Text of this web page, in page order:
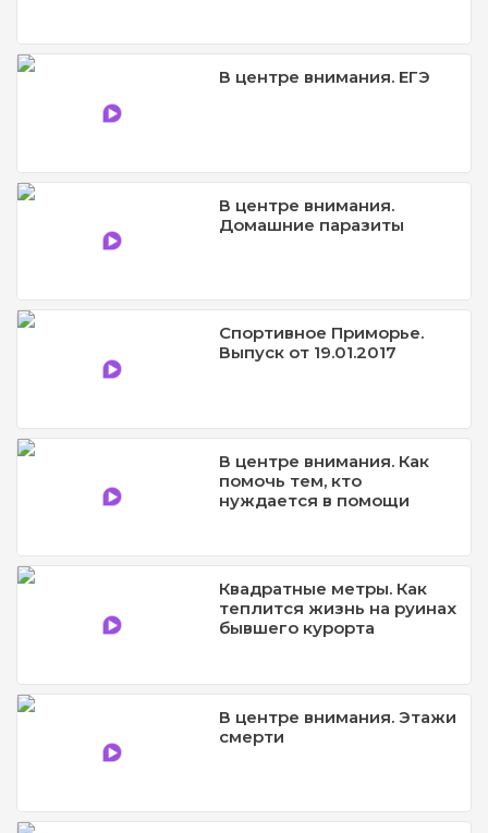
В центре внимания. ЕГЭ
В центре внимания.
Домашние паразиты
Спортивное Приморье.
Выпуск от 19.01.2017
В центре внимания. Как
помочь тем, кто
нуждается в помощи
Квадратные метры. Как
теплится жизнь на руинах
бывшего курорта
В центре внимания. Этажи
смерти